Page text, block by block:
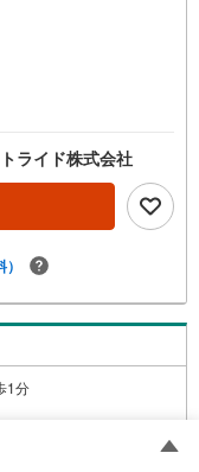
ライド株式会社
1分